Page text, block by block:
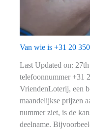
Van wie is +31 20
Last Updated on:
telefoonnummer +31
VriendenLoterij, een
maandelijkse prijzen
nummer ziet, is de
deelname.